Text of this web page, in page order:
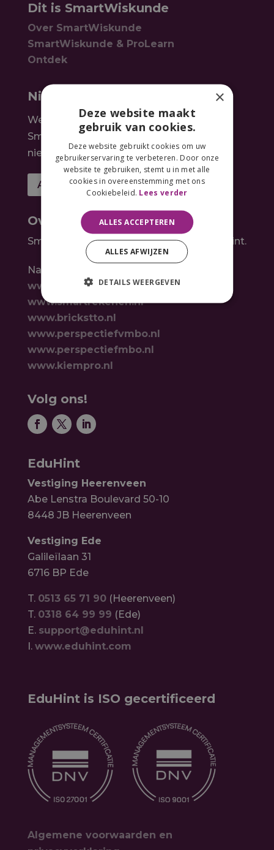
Dit is SmartWiskunde
Over SmartWiskunde
SmartWiskunde & ProLearn
Ontdek
Nieuwsbrief
We houden je graag op de hoogte over
SmartWiskunde. Meld je aan voor de
nieuwsbrief
AANMELDEN
Over ons
SmartWiskunde is een product van EduHint.
Naast SmartWiskunde maken wij ook:
www.symbiose.nl
www.smartrekenen.nl
www.brickstto.nl
www.perspectiefvmbo.nl
www.perspectiefmbo.nl
www.kiempro.nl
Volg ons!
EduHint
Vestiging Heerenveen
Abe Lenstra Boulevard 50-10
8448 JB Heerenveen
Vestiging Ede
Galileïlaan 31
6716 BP Ede
T. 0513 65 71 90(Heerenveen)
T. 0318 64 99 99 (Ede)
E. support@eduhint.nl
I. www.eduhint.com
EduHint is ISO gecertificeerd
Algemene voorwaarden en
×
Deze website maakt
gebruik van cookies.
Deze website gebruikt cookies om uw
gebruikerservaring te verbeteren. Door onze
website te gebruiken, stemt u in met alle
cookies in overeenstemming met ons
Cookiebeleid. Lees verder
ALLES ACCEPTEREN
ALLES AFWIJZEN
DETAILS WEERGEVEN